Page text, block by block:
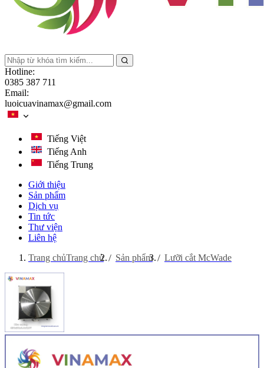
Hotline:
0385 387 711
Email:
luoicuavinamax@gmail.com
Tiếng Việt
Tiếng Anh
Tiếng Trung
Giới thiệu
Sản phẩm
Dịch vụ
Tin tức
Thư viện
Liên hệ
Trang chủTrang chủ Sản phẩm Lưỡi cắt McWade